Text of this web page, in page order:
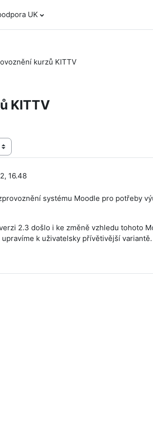
UK
kurzů KITTV
KITTV
16.48
systému Moodle pro potřeby
2.3 došlo i ke změně vzhledu tohoto
k uživatelsky přívětivější variantě.